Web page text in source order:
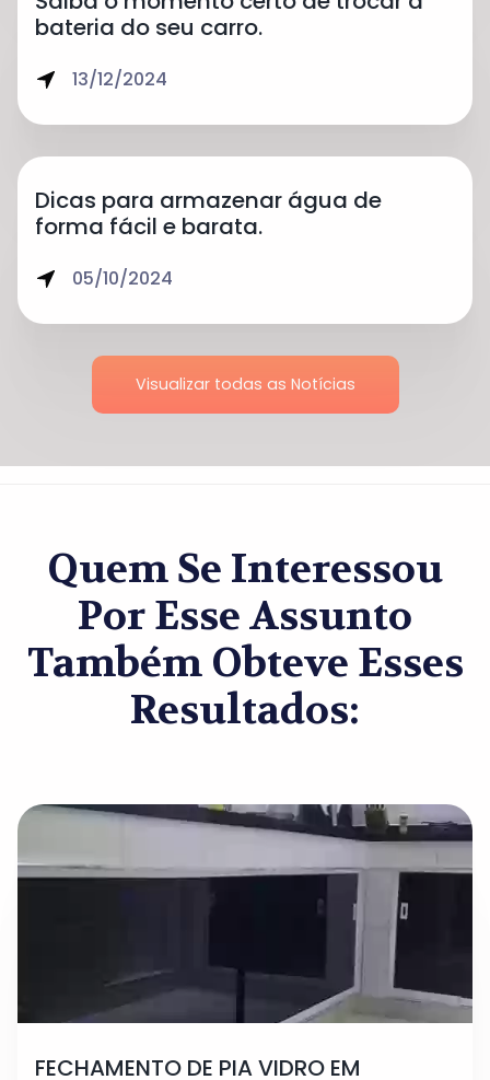
bateria do seu carro.
13/12/2024
Dicas para armazenar água de
forma fácil e barata.
05/10/2024
Visualizar todas as Notícias
Quem Se Interessou
Por Esse Assunto
Também Obteve Esses
Resultados:
FECHAMENTO DE PIA VIDRO EM